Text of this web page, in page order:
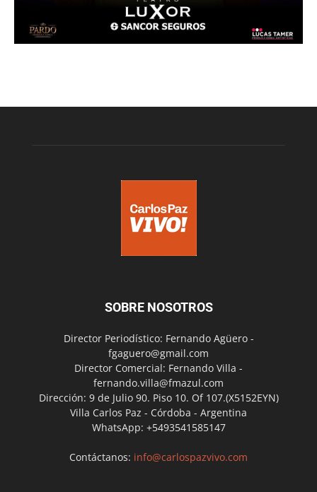
SOBRE NOSOTROS
Director Periodístico: Fernando Agüero -
fgaguero@gmail.com
Director Comercial: Fernando Villa -
fernando.villa@fmazul.com
Dirección: 9 de Julio 90. Piso 10. Of 107.(X5152EYN)
Villa Carlos Paz - Córdoba - Argentina
WhatsApp: +5493541585147
Contáctanos: info@carlospazvivo.com